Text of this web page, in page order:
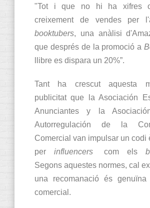
"Tot i que no hi ha xifres
creixement de vendes per
booktubers, una anàlisi
que després de la promoció a
llibre es dispara un 20%”.
Tant ha crescut aquesta
publicitat que la Asociación
Anunciantes y la
Autorregulación de la
Comercial van impulsar un codi
perinfluencers com els
Segons aquestes normes, cal
una recomanació és
comercial.